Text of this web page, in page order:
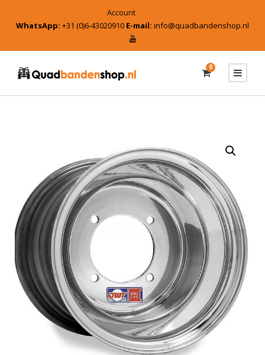
Account
WhatsApp: +31 (0)6-43020910 E-mail: info@quadbandenshop.nl
0